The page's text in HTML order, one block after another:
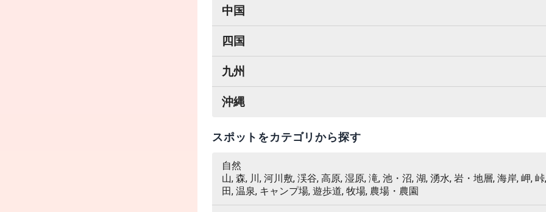
中国
四国
九州
沖縄
スポットをカテゴリから探す
自然
山, 森, 川, 河川敷, 渓谷, 高原, 湿原, 滝, 池・沼, 湖, 湧水, 岩・地層, 海岸, 岬,
田, 温泉, キャンプ場, 遊歩道, 牧場, 農場・農園